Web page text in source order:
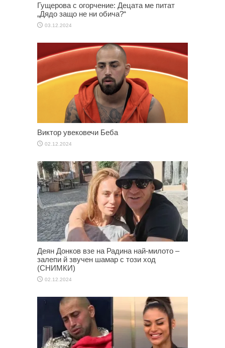
Гущерова с огорчение: Децата ме питат
„Дядо защо не ни обича?“
03.12.2024
Виктор увековечи Беба
02.12.2024
Деян Донков взе на Радина най-милото –
залепи й звучен шамар с този ход
(СНИМКИ)
02.12.2024